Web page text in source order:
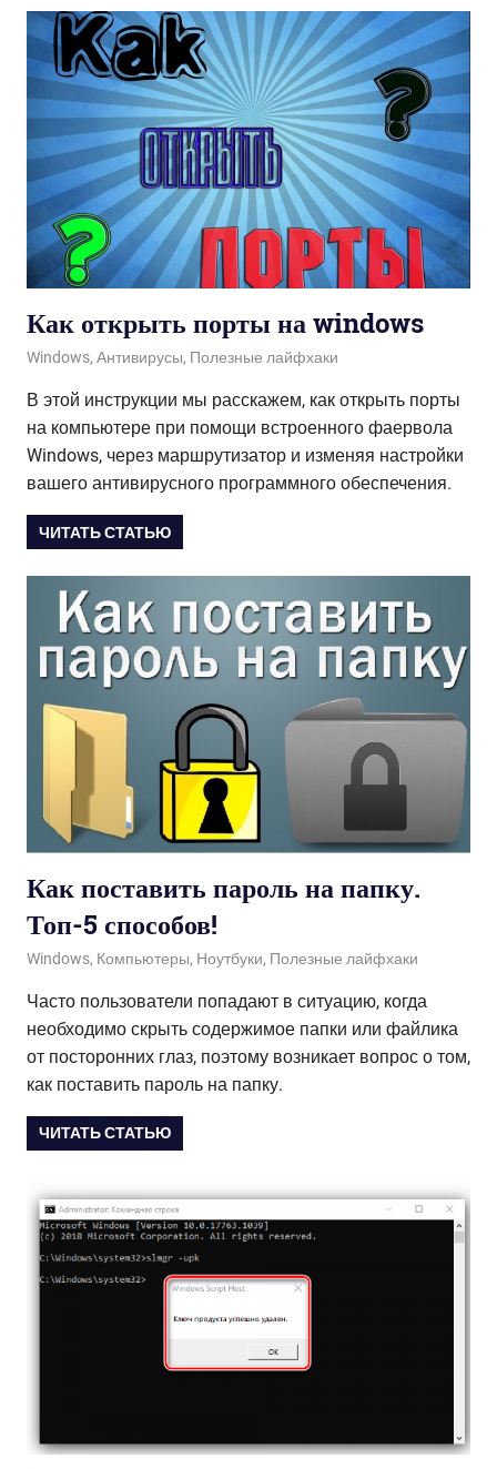
Как открыть порты на windows
10.04.2020
admin
Windows, Антивирусы, Полезные лайфхаки
В этой инструкции мы расскажем, как открыть порты
на компьютере при помощи встроенного фаервола
Windows, через маршрутизатор и изменяя настройки
вашего антивирусного программного обеспечения.
ЧИТАТЬ СТАТЬЮ
Как поставить пароль на папку.
Топ-5 способов!
01.04.2020
admin
Windows, Компьютеры, Ноутбуки, Полезные лайфхаки
Часто пользователи попадают в ситуацию, когда
необходимо скрыть содержимое папки или файлика
от посторонних глаз, поэтому возникает вопрос о том,
как поставить пароль на папку.
ЧИТАТЬ СТАТЬЮ